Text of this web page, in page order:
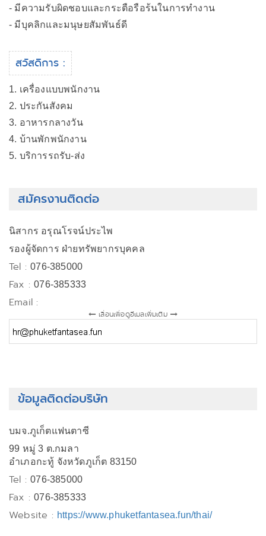
- มีความรับผิดชอบและกระตือรือร้นในการทำงาน
- มีบุคลิกและมนุษยสัมพันธ์ดี
สวัสดิการ :
1. เครื่องแบบพนักงาน
2. ประกันสังคม
3. อาหารกลางวัน
4. บ้านพักพนักงาน
5. บริการรถรับ-ส่ง
สมัครงานติดต่อ
นิสากร อรุณโรจน์ประไพ
รองผู้จัดการ ฝ่ายทรัพยากรบุคคล
Tel :076-385000
Fax :076-385333
Email :
เลื่อนเพื่อดูอีเมลเพิ่มเติม
ข้อมูลติดต่อบริษัท
บมจ.ภูเก็ตแฟนตาซี
99 หมู่ 3 ต.กมลา
อำเภอกะทู้ จังหวัดภูเก็ต 83150
Tel :076-385000
Fax :076-385333
Website : https://www.phuketfantasea.fun/thai/